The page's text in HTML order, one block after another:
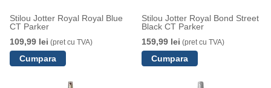
Stilou Jotter Royal Royal Blue
CT Parker
109,99 lei (pret cu TVA)
Stilou Jotter Royal Bond Street
Black CT Parker
159,99 lei (pret cu TVA)